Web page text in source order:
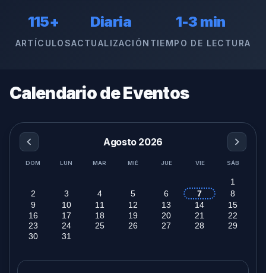
115+
ARTÍCULOS
Diaria
ACTUALIZACIÓN
1-3 min
TIEMPO DE LECTURA
Calendario de Eventos
Agosto 2026
DOM LUN MAR MIÉ JUE VIE SÁB
1
2
3 4 5 6 7
8
9
10 11 12 13 14
15
16
17 18 19 20 21
22
23
24 25 26 27 28
29
30
31